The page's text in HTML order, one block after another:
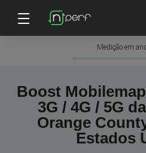
Medição em
Boost
3G / 4G / 5G
Orange
Estados